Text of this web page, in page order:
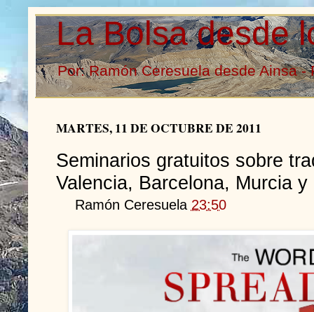
La Bolsa desde
Por: Ramón Ceresuela desde Ainsa -
MARTES, 11 DE OCTUBRE DE 2011
Seminarios gratuitos sobre
Valencia, Barcelona, Murcia y
Ramón Ceresuela 23:50